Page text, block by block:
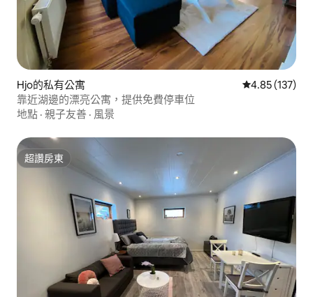
Hjo的私有公寓 從 137 則評價
4.85 (137)
靠近湖邊的漂亮公寓，提供免費停車位
地點 · 親子友善 · 風景
超讚房東
超讚房東